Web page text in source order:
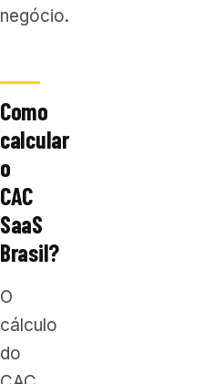
negócio.
Como
calcular
o
CAC
SaaS
Brasil?
O
cálculo
do